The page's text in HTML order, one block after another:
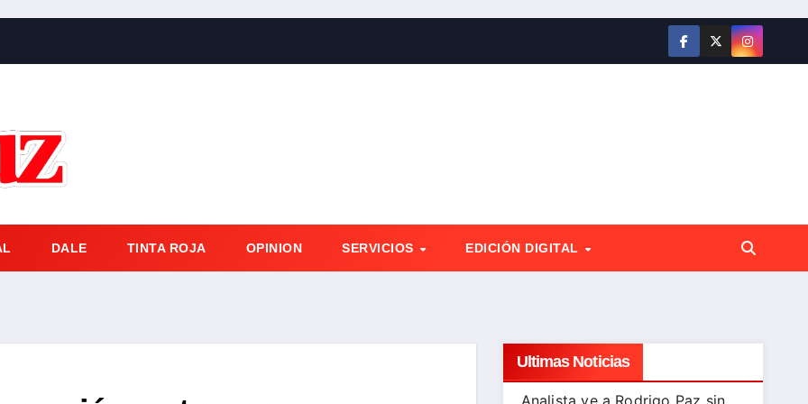
DALE TINTA ROJA OPINION SERVICIOS EDICIÓN DIGITAL
Ultimas Noticias